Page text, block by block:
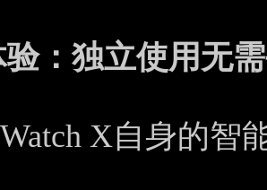
：独立使用无
Watch X自身的